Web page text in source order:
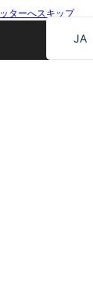
ターへスキップ
JA
EN